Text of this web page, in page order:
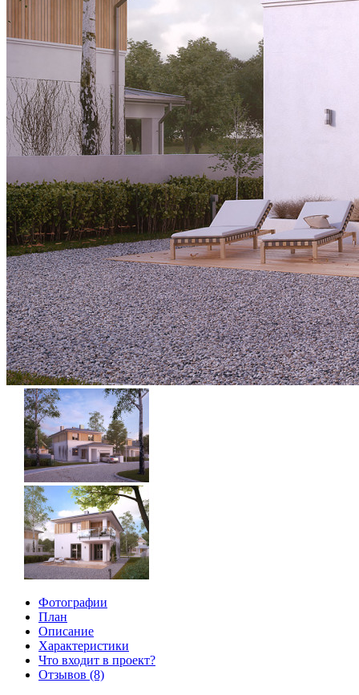
Фотографии
План
Описание
Характеристики
Что входит в проект?
Отзывов (8)